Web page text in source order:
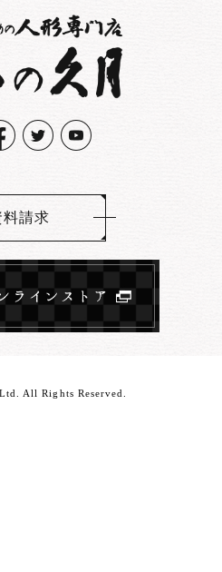
料請求
All Rights Reserved.